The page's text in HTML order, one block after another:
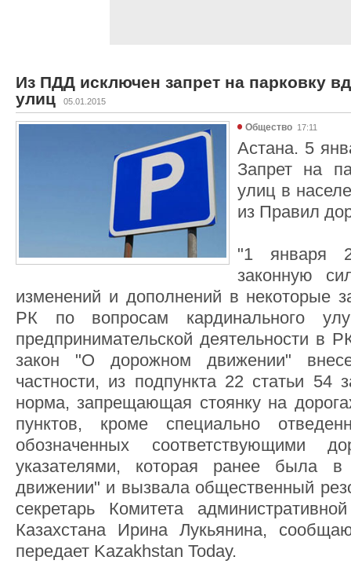
Из ПДД исключен запрет на парковку
улиц
05.01.2015
Общество 17:11
Астана. 5
Запрет на
улиц в
из Правил
"1 января
законную
изменений и дополнений в некоторые
РК по вопросам кардинального
предпринимательской деятельности в
закон "О дорожном движении"
частности, из подпункта 22 статьи 54
норма, запрещающая стоянку на
пунктов, кроме специально
обозначенных соответствующими
указателями, которая ранее была
движении" и вызвала общественный
секретарь Комитета
Казахстана Ирина Лукьянина,
передает Kazakhstan Today.